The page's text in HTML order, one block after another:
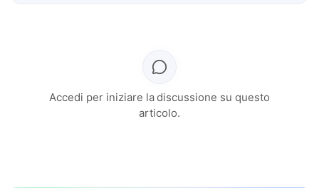
Accedi per iniziare la discussione su questo
articolo.